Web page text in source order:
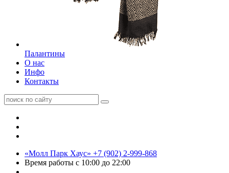
Палантины
О нас
Инфо
Контакты
«Молл Парк Хаус» +7 (902) 2-999-868
Время работы с 10:00 до 22:00